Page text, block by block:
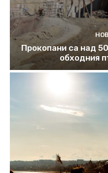
Прокопани са над
обходния